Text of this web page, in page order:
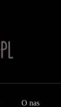
O nas